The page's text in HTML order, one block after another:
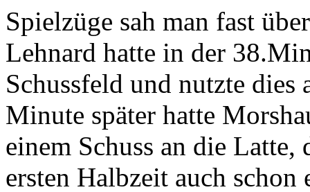
Spielzüge sah man fast
Lehnard hatte in der
Schussfeld und nutzte
Minute später hatte
einem Schuss an die
ersten Halbzeit auch